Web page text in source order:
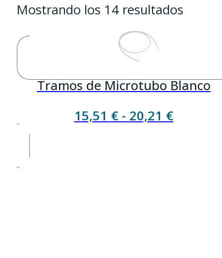
Mostrando los 14 resultados
Tramos de Microtubo Blanco
15,51 € - 20,21 €Rango